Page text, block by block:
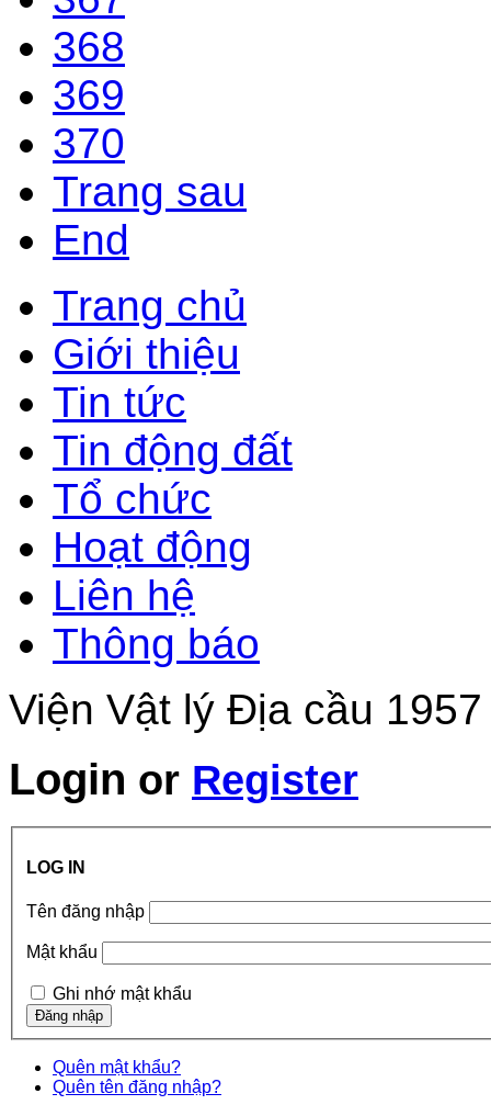
368
369
370
Trang sau
End
Trang chủ
Giới thiệu
Tin tức
Tin động đất
Tổ chức
Hoạt động
Liên hệ
Thông báo
Viện Vật lý Địa cầu
Login or Register
LOG IN
Tên đăng nhập
Mật khẩu
Ghi nhớ mật khẩu
Quên mật khẩu?
Quên tên đăng nhập?